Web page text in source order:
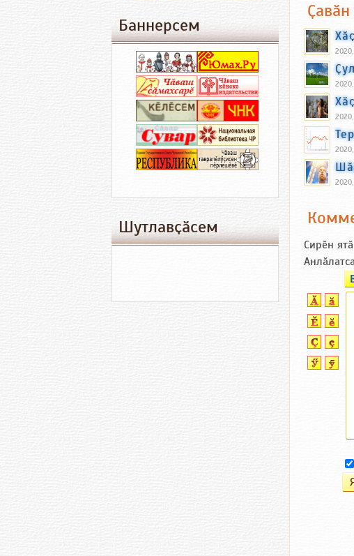
2020,
2020,
Сирӗн
Баннерсем
Шутлавҫӑсем